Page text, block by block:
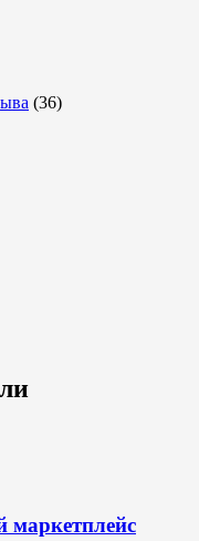
(36)